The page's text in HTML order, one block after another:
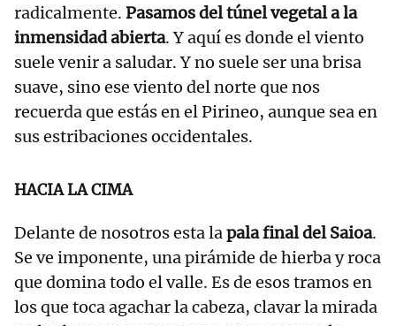
radicalmente. Pasamos del túnel vegetal a la
inmensidad abierta. Y aquí es donde el viento
suele venir a saludar. Y no suele ser una brisa
suave, sino ese viento del norte que nos
recuerda que estás en el Pirineo, aunque sea en
sus estribaciones occidentales.
HACIA LA CIMA
Delante de nosotros esta lapala final del Saioa.
Se ve imponente, una pirámide de hierba y roca
que domina todo el valle. Es de esos tramos en
los que toca agachar la cabeza, clavar la mirada